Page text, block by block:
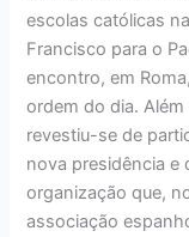
escolas católicas
Francisco para o
encontro, em
ordem do dia.
revestiu-se de
nova presidência e
organização que,
associação